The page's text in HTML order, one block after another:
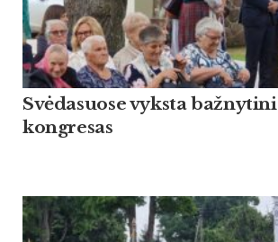
Svėdasuose vyksta
kongresas